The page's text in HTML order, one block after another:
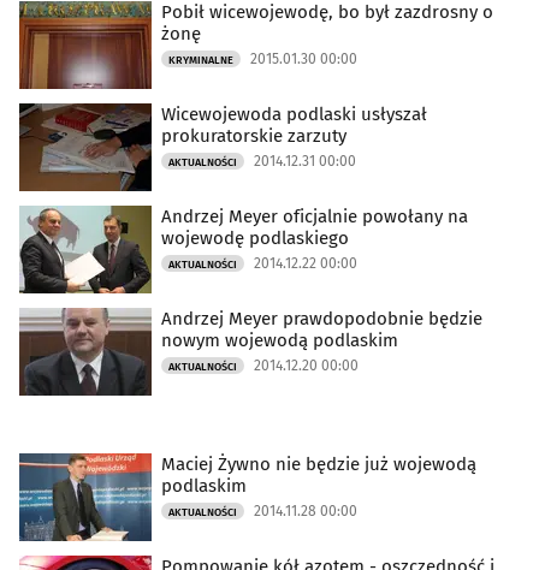
Pobił wicewojewodę, bo był zazdrosny o
żonę
KRYMINALNE 2015.01.30 00:00
Wicewojewoda podlaski usłyszał
prokuratorskie zarzuty
AKTUALNOŚCI 2014.12.31 00:00
Andrzej Meyer oficjalnie powołany na
wojewodę podlaskiego
AKTUALNOŚCI 2014.12.22 00:00
Andrzej Meyer prawdopodobnie będzie
nowym wojewodą podlaskim
AKTUALNOŚCI 2014.12.20 00:00
Maciej Żywno nie będzie już wojewodą
podlaskim
AKTUALNOŚCI 2014.11.28 00:00